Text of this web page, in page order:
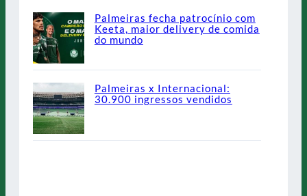
Palmeiras fecha patrocínio com
Keeta, maior delivery de comida
do mundo
Palmeiras x Internacional:
30.900 ingressos vendidos